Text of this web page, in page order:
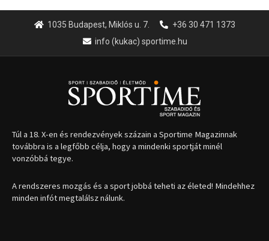
1035 Budapest, Miklós u. 7.
+36 30 471 1373
info (kukac) sportime.hu
Túl a 18. X-en és rendezvények százain a Sportime Magazinnak
továbbra is a legfőbb célja, hogy a mindenki sportját minél
vonzóbbá tegye.
A rendszeres mozgás és a sport jobbá teheti az életed! Mindehhez
minden infót megtalálsz nálunk.